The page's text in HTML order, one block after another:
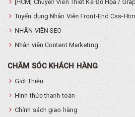
[HCM] Chuyên Viên Thiết Kế Đồ Họa /
Tuyển dụng Nhân Viên Front-End Css-
NHÂN VIÊN SEO
Nhân viên Content Marketing
CHĂM SÓC KHÁCH HÀNG
Giới Thiệu
Hình thức thanh toán
Chính sách giao hàng